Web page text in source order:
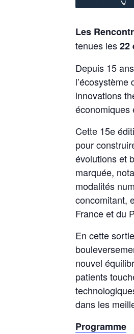
Les
tenues les22
Depuis 15
innovations
économiques
Cette 15e
pour
évolutions et
marquée,
modalités
concomitant,
France et du
En cette
nouvel
patients
dans les
Programme